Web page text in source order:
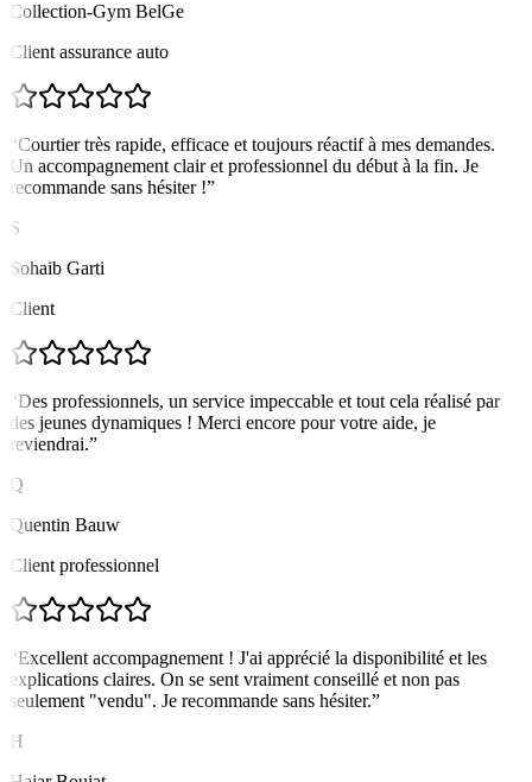
Collection-Gym BelGe
Client assurance auto
“Courtier très rapide, efficace et toujours réactif à mes demandes.
Un accompagnement clair et professionnel du début à la fin. Je
recommande sans hésiter !”
S
Sohaib Garti
Client
“Des professionnels, un service impeccable et tout cela réalisé par
des jeunes dynamiques ! Merci encore pour votre aide, je
reviendrai.”
Q
Quentin Bauw
Client professionnel
“Excellent accompagnement ! J'ai apprécié la disponibilité et les
explications claires. On se sent vraiment conseillé et non pas
seulement "vendu". Je recommande sans hésiter.”
H